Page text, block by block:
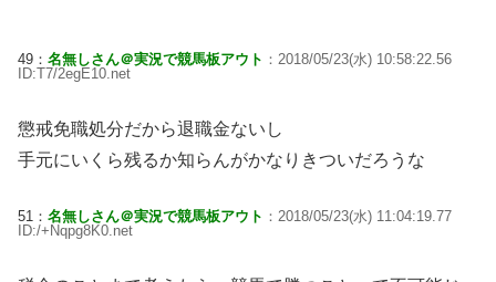
49： 名無しさん＠実況で競馬板アウト ：2018/05/23(水) 10:58:22.56
ID:T7/2egE10.net
懲戒免職処分だから退職金ないし
手元にいくら残るか知らんがかなりきついだろうな
51： 名無しさん＠実況で競馬板アウト ：2018/05/23(水) 11:04:19.77
ID:/+Nqpg8K0.net